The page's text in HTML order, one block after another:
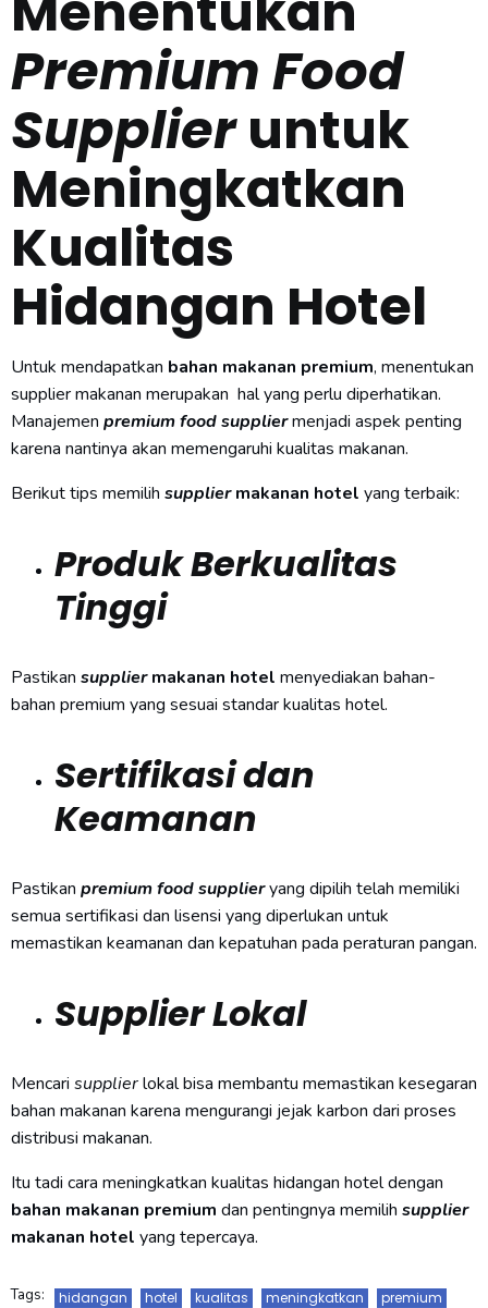
Premium Food
Supplieruntuk
Meningkatkan
Kualitas
Hidangan Hotel
Untuk mendapatkan bahan makanan premium, menentukan
supplier makanan merupakan hal yang perlu diperhatikan.
Manajemen premium food suppliermenjadi aspek penting
karena nantinya akan memengaruhi kualitas makanan.
Berikut tips memilih suppliermakanan hotel yang terbaik:
Produk Berkualitas
Tinggi
Pastikan suppliermakanan hotel menyediakan bahan-
bahan premium yang sesuai standar kualitas hotel.
Sertifikasi dan
Keamanan
Pastikan premium food supplieryang dipilih telah memiliki
semua sertifikasi dan lisensi yang diperlukan untuk
memastikan keamanan dan kepatuhan pada peraturan pangan.
Supplier Lokal
Mencari supplierlokal bisa membantu memastikan kesegaran
bahan makanan karena mengurangi jejak karbon dari proses
distribusi makanan.
Itu tadi cara meningkatkan kualitas hidangan hotel dengan
bahan makanan premium dan pentingnya memilih supplier
makanan hotel yang tepercaya.
Tags: hidangan hotel kualitas meningkatkan premium